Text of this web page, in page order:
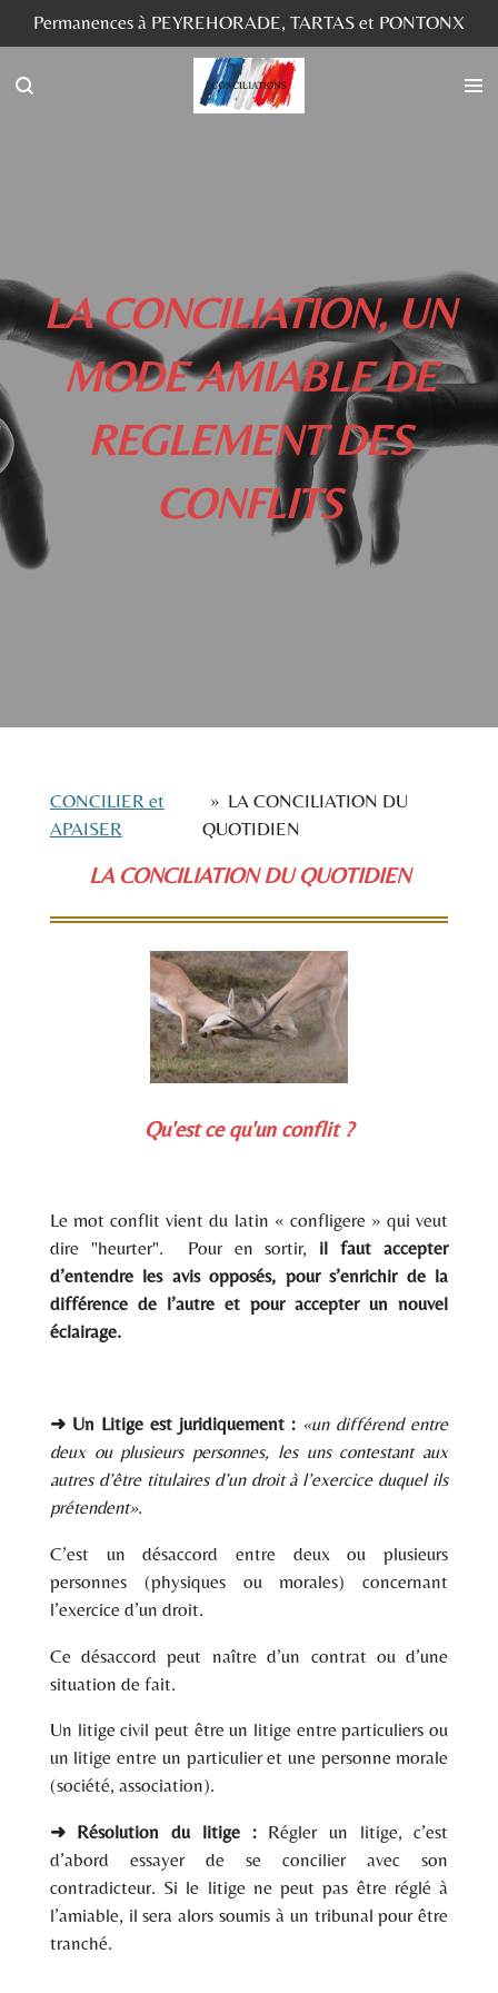
Passer
au
contenu
Permanences à PEYREHORADE, TARTAS et PONTONX
LA CONCILIATION, UN
MODE AMIABLE DE
REGLEMENT DES
CONFLITS
CONCILIER et
APAISER
» LA CONCILIATION DU
QUOTIDIEN
LA CONCILIATION DU QUOTIDIEN
Qu'est ce qu'un conflit ?
Le mot conflit vient du latin « confligere » qui veut
dire "heurter". Pour en sortir, il faut accepter
d’entendre les avis opposés, pour s’enrichir de la
différence de l’autre et pour accepter un nouvel
éclairage.
➜ Un Litigeest juridiquement : «un différend entre
deux ou plusieurs personnes, les uns contestant aux
autres d’être titulaires d’un droit à l’exercice duquel ils
prétendent».
C’est un désaccord entre deux ou plusieurs
personnes (physiques ou morales) concernant
l’exercice d’un droit.
Ce désaccord peut naître d’un contrat ou d’une
situation de fait.
Un litige civil peut être un litige entre particuliers ou
un litige entre un particulier et une personne morale
(société, association).
➜ Résolution du litige :Régler un litige, c’est
d’abord essayer de se concilier avec son
contradicteur. Si le litige ne peut pas être réglé à
l’amiable, il sera alors soumis à un tribunal pour être
tranché.